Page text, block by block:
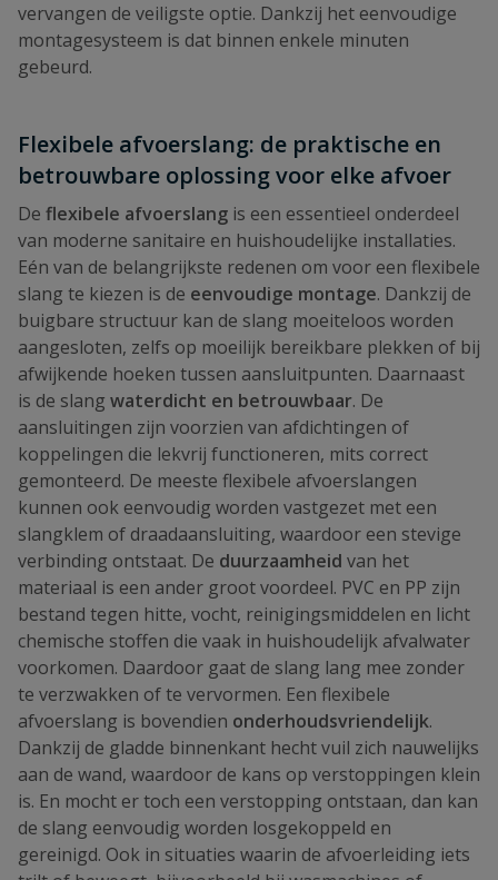
vervangen de veiligste optie. Dankzij het eenvoudige
montagesysteem is dat binnen enkele minuten
gebeurd.
Flexibele afvoerslang: de praktische en
betrouwbare oplossing voor elke afvoer
De flexibele afvoerslang is een essentieel onderdeel
van moderne sanitaire en huishoudelijke installaties.
Eén van de belangrijkste redenen om voor een flexibele
slang te kiezen is de eenvoudige montage. Dankzij de
buigbare structuur kan de slang moeiteloos worden
aangesloten, zelfs op moeilijk bereikbare plekken of bij
afwijkende hoeken tussen aansluitpunten. Daarnaast
is de slang waterdicht en betrouwbaar. De
aansluitingen zijn voorzien van afdichtingen of
koppelingen die lekvrij functioneren, mits correct
gemonteerd. De meeste flexibele afvoerslangen
kunnen ook eenvoudig worden vastgezet met een
slangklem of draadaansluiting, waardoor een stevige
verbinding ontstaat. De duurzaamheid van het
materiaal is een ander groot voordeel. PVC en PP zijn
bestand tegen hitte, vocht, reinigingsmiddelen en licht
chemische stoffen die vaak in huishoudelijk afvalwater
voorkomen. Daardoor gaat de slang lang mee zonder
te verzwakken of te vervormen. Een flexibele
afvoerslang is bovendien onderhoudsvriendelijk.
Dankzij de gladde binnenkant hecht vuil zich nauwelijks
aan de wand, waardoor de kans op verstoppingen klein
is. En mocht er toch een verstopping ontstaan, dan kan
de slang eenvoudig worden losgekoppeld en
gereinigd. Ook in situaties waarin de afvoerleiding iets